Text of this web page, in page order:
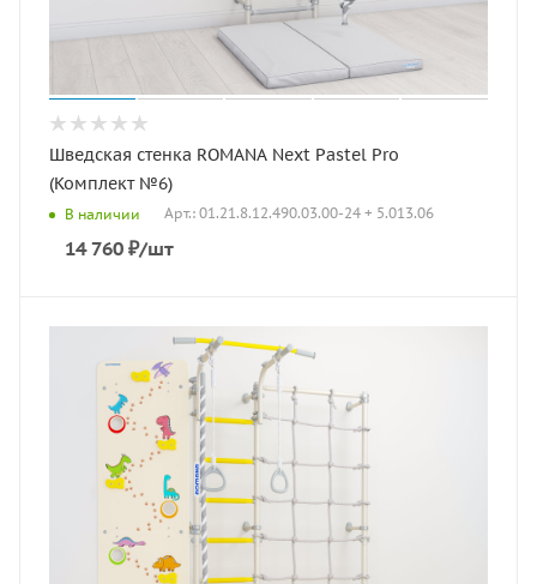
Шведская стенка ROMANA Next Pastel Pro
(Комплект №6)
В наличии Арт.: 01.21.8.12.490.03.00-24 + 5.013.06
14 760 ₽/шт